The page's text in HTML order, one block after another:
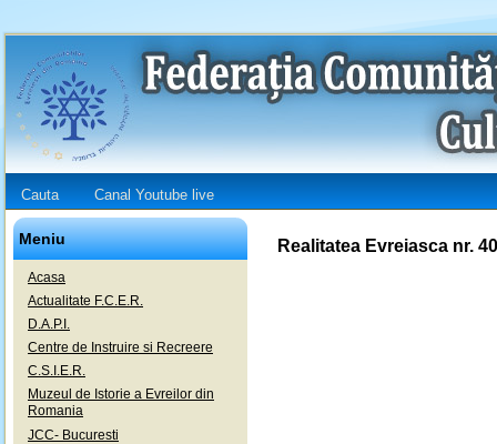
Cauta Canal Youtube live
Meniu
Acasa
Actualitate F.C.E.R.
D.A.P.I.
Centre de Instruire si Recreere
C.S.I.E.R.
Muzeul de Istorie a Evreilor din
Romania
JCC- Bucuresti
Realitatea Evreiasca nr.